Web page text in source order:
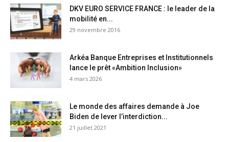
DKV EURO SERVICE FRANCE : le leader de la
mobilité en...
29 novembre 2016
Arkéa Banque Entreprises et Institutionnels
lance le prêt «Ambition Inclusion»
4 mars 2026
Le monde des affaires demande à Joe
Biden de lever l’interdiction...
21 juillet 2021